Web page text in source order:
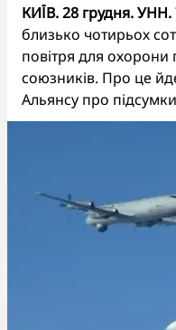
КИЇВ. 28 грудня. УНН.
близько чотирьох
повітря для охорони
союзників. Про це
Альянсу про